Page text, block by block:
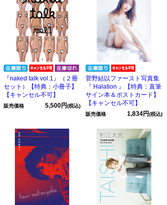
『naked talk vol.1』（２冊
セット）【特典：小冊子】
【キャンセル不可】
販売価格 5,500円(税込)
菅野結以ファースト写真集
『 Halation 』【特典：直筆
サイン本＆ポストカード】
【キャンセル不可】
販売価格 1,834円(税込)